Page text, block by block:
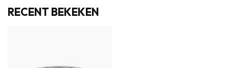
RECENT BEKEKEN